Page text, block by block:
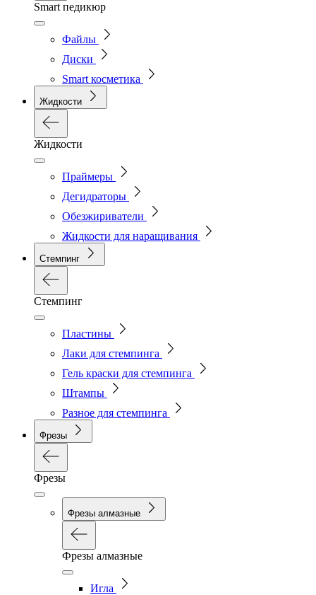
Smart педикюр
Файлы
Диски
Smart косметика
Жидкости
Жидкости
Праймеры
Дегидраторы
Обезжириватели
Жидкости для наращивания
Стемпинг
Стемпинг
Пластины
Лаки для стемпинга
Гель краски для стемпинга
Штампы
Разное для стемпинга
Фрезы
Фрезы
Фрезы алмазные
Фрезы алмазные
Игла